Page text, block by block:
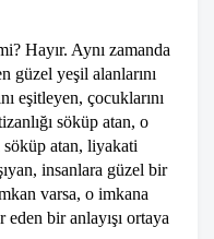
Hayır. Aynı zamanda
güzel yeşil alanlarını
eşitleyen, çocuklarını
söküp atan, o
atan, liyakati
insanlara güzel bir
varsa, o imkana
bir anlayışı ortaya